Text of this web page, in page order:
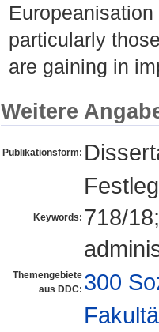
particularly
are gaining in
Weitere
Publikationsform:
Keywords: 718/
Themengebiete
aus DDC: 300